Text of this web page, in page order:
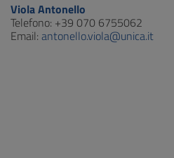
Viola Antonello
Telefono: +39 070 6755062
Email: antonello.viola@unica.it